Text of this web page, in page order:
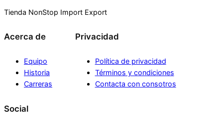
Tienda NonStop Import Export
Acerca de
Equipo
Historia
Carreras
Privacidad
Política de privacidad
Términos y condiciones
Contacta con consotros
Social